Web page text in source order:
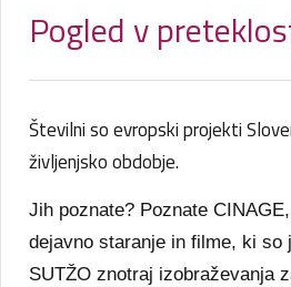
Pogled v
Številni so evropski projekti
življenjsko obdobje.
Jih poznate? Poznate
dejavno staranje in filme, ki so
SUTŽO znotraj izobraževanja